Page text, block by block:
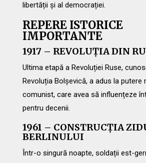
libertății și al democrației.
REPERE ISTORICE
IMPORTANTE
1917 – REVOLUȚIA DIN
Ultima etapă a Revoluției Ruse,
Revoluția Bolșevică, a adus la putere
comunist, care avea să influențeze
pentru decenii.
1961 – CONSTRUCȚIA
BERLINULUI
Într-o singură noapte, soldații est-